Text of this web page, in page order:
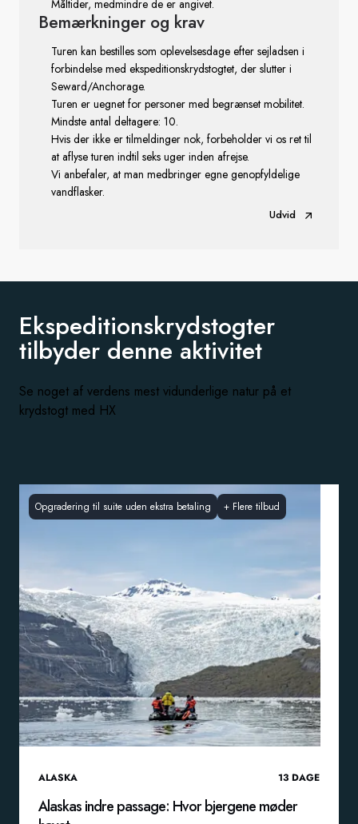
Måltider, medmindre de er angivet.
Bemærkninger og krav
Turen kan bestilles som oplevelsesdage efter sejladsen i
forbindelse med ekspeditionskrydstogtet, der slutter i
Seward/Anchorage.
Turen er uegnet for personer med begrænset mobilitet.
Mindste antal deltagere: 10.
Hvis der ikke er tilmeldinger nok, forbeholder vi os ret til
at aflyse turen indtil seks uger inden afrejse.
Vi anbefaler, at man medbringer egne genopfyldelige
vandflasker.
Udvid
Ekspeditionskrydstogter
tilbyder denne aktivitet
Se noget af verdens mest vidunderlige natur på et
krydstogt med HX
Opgradering til suite uden ekstra betaling + Flere tilbud
ALASKA 13 DAGE
Alaskas indre passage: Hvor bjergene møder